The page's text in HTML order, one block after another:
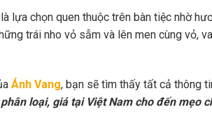
lựa chọn quen thuộc trên bàn tiệc nhờ
trái nho vỏ sẫm và lên men cùng vỏ,
Ánh Vang, bạn sẽ tìm thấy tất cả thông
loại, giá tại Việt Nam cho đến mẹo